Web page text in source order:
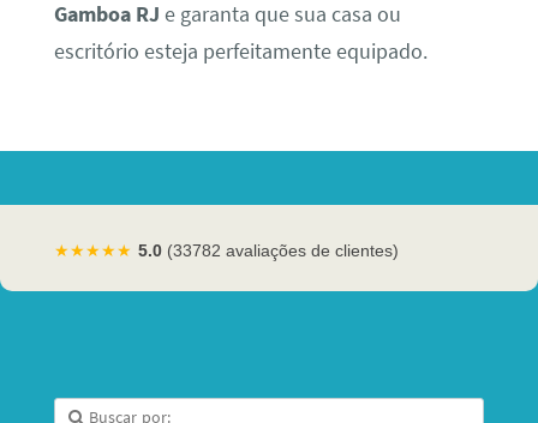
Gamboa RJ e garanta que sua casa ou
escritório esteja perfeitamente equipado.
★★★★★ 5.0 (33782 avaliações de clientes)